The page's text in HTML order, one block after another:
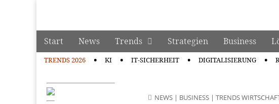
manage it
Main menu
Skip to content
Start News Trends Strategien Business
TRENDS 2026 KI IT-SICHERHEIT DIGITALISIERUNG
NEWS| BUSINESS| TRENDS